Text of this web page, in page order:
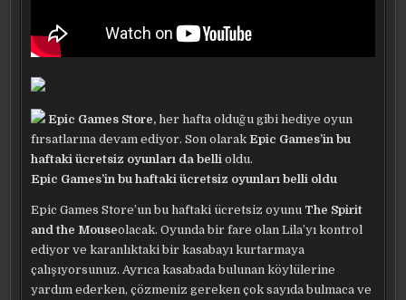
Epic Games Store,her hafta olduğu gibi hediye oyun
fırsatlarına devam ediyor. Son olarakEpic Games’in bu
haftaki ücretsiz oyunları da bellioldu.
Epic Games’in bu haftaki ücretsiz oyunları belli oldu
Epic Games Store’un bu haftaki ücretsiz oyunu The Spirit
and the Mouseolacak. Oyunda bir fare olan Lila’yı kontrol
ediyor ve karanlıktaki bir kasabayı kurtarmaya
çalışıyorsunuz. Ayrıca kasabada bulunan köylülerine
yardım ederken, çözmeniz gereken çok sayıda bulmaca ve